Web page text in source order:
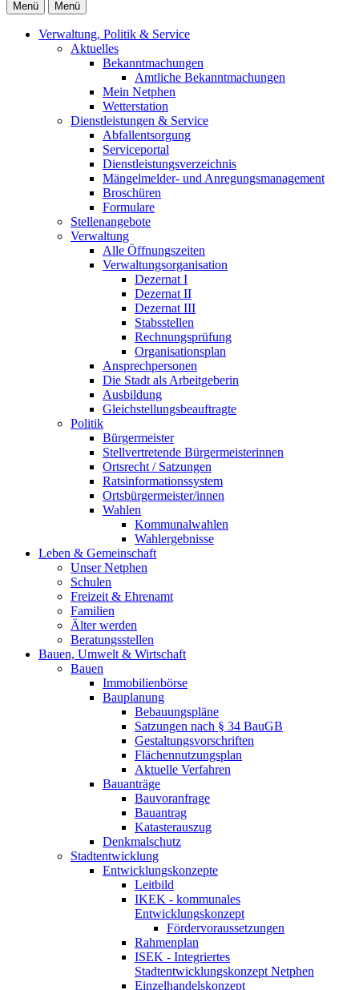
Menü
Menü
Verwaltung, Politik & Service
Aktuelles
Bekanntmachungen
Amtliche Bekanntmachungen
Mein Netphen
Wetterstation
Dienstleistungen & Service
Abfallentsorgung
Serviceportal
Dienstleistungsverzeichnis
Mängelmelder- und Anregungsmanagement
Broschüren
Formulare
Stellenangebote
Verwaltung
Alle Öffnungszeiten
Verwaltungsorganisation
Dezernat I
Dezernat II
Dezernat III
Stabsstellen
Rechnungsprüfung
Organisationsplan
Ansprechpersonen
Die Stadt als Arbeitgeberin
Ausbildung
Gleichstellungsbeauftragte
Politik
Bürgermeister
Stellvertretende Bürgermeisterinnen
Ortsrecht / Satzungen
Ratsinformationssystem
Ortsbürgermeister/innen
Wahlen
Kommunalwahlen
Wahlergebnisse
Leben & Gemeinschaft
Unser Netphen
Schulen
Freizeit & Ehrenamt
Familien
Älter werden
Beratungsstellen
Bauen, Umwelt & Wirtschaft
Bauen
Immobilienbörse
Bauplanung
Bebauungspläne
Satzungen nach § 34 BauGB
Gestaltungsvorschriften
Flächennutzungsplan
Aktuelle Verfahren
Bauanträge
Bauvoranfrage
Bauantrag
Katasterauszug
Denkmalschutz
Stadtentwicklung
Entwicklungskonzepte
Leitbild
IKEK - kommunales
Entwicklungskonzept
Fördervoraussetzungen
Rahmenplan
ISEK - Integriertes
Stadtentwicklungskonzept Netphen
Einzelhandelskonzept